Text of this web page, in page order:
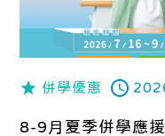
併學優惠
8-9月夏季併學應